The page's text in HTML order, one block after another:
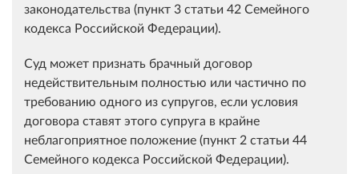
законодательства (пункт 3 статьи 42 Семейного
кодекса Российской Федерации).
Суд может признать брачный договор
недействительным полностью или частично по
требованию одного из супругов, если условия
договора ставят этого супруга в крайне
неблагоприятное положение (пункт 2 статьи 44
Семейного кодекса Российской Федерации).